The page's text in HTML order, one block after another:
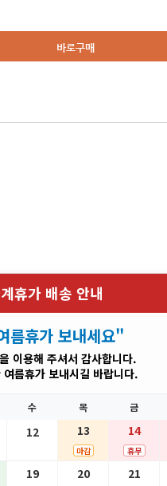
바로구매
휴가 배송 안내
름휴가 보내세요"
이용해 주셔서 감사합니다.
름휴가 보내시길 바랍니다.
수 목 금
12 13
마감
14
휴무
19 20 21